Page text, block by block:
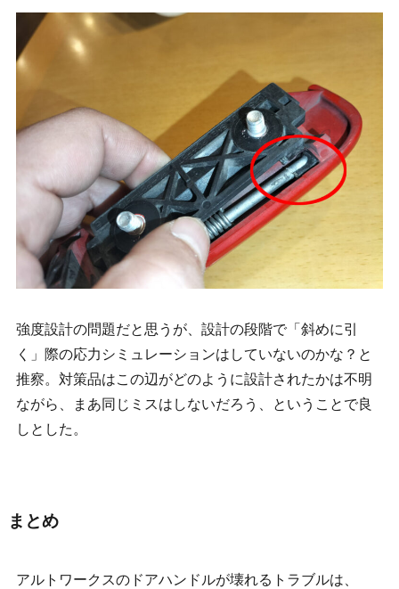
強度設計の問題だと思うが、設計の段階で「斜めに引
く」際の応力シミュレーションはしていないのかな？と
推察。対策品はこの辺がどのように設計されたかは不明
ながら、まあ同じミスはしないだろう、ということで良
しとした。
まとめ
アルトワークスのドアハンドルが壊れるトラブルは、